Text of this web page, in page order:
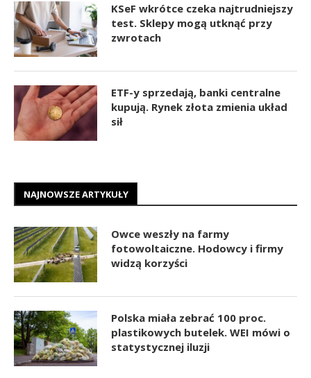
KSeF wkrótce czeka najtrudniejszy
test. Sklepy mogą utknąć przy
zwrotach
ETF-y sprzedają, banki centralne
kupują. Rynek złota zmienia układ
sił
NAJNOWSZE ARTYKUŁY
Owce weszły na farmy
fotowoltaiczne. Hodowcy i firmy
widzą korzyści
Polska miała zebrać 100 proc.
plastikowych butelek. WEI mówi o
statystycznej iluzji